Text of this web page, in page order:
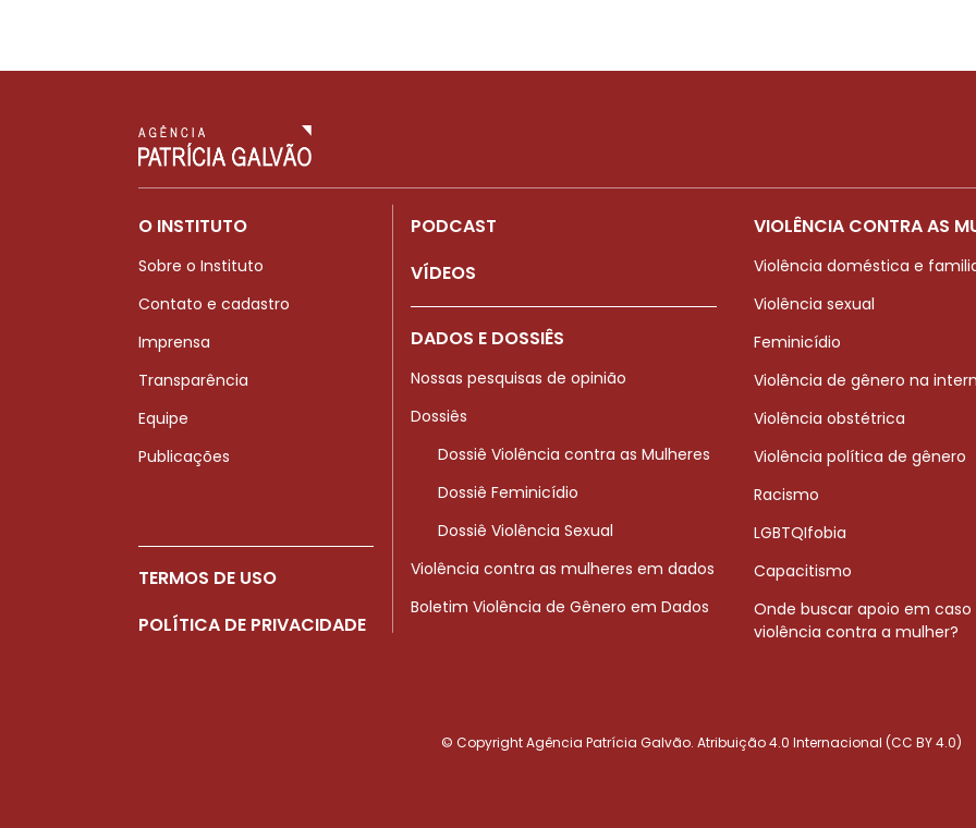
O INSTITUTO
Sobre o Instituto
Contato e cadastro
Imprensa
Transparência
Equipe
Publicações
TERMOS DE USO
POLÍTICA DE PRIVACIDADE
PODCAST
VÍDEOS
DADOS E DOSSIÊS
Nossas pesquisas de opinião
Dossiês
Dossiê Violência contra as Mulheres
Dossiê Feminicídio
Dossiê Violência Sexual
Violência contra as mulheres em dados
Boletim Violência de Gênero em Dados
VIOLÊNCIA CONTRA AS
Violência doméstica e
Violência sexual
Feminicídio
Violência de gênero na
Violência obstétrica
Violência política de gênero
Racismo
LGBTQIfobia
Capacitismo
Onde buscar apoio em caso
violência contra a mulher?
© Copyright Agência Patrícia Galvão. Atribuição 4.0 Internacional (CC BY 4.0)